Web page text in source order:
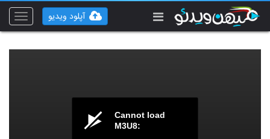
Toggle
آپلود ویدیو
Cannot load
M3U8: